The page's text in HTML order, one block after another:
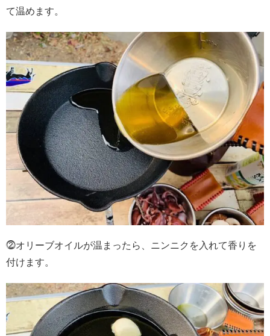
て温めます。
⓶オリーブオイルが温まったら、ニンニクを入れて香りを
付けます。